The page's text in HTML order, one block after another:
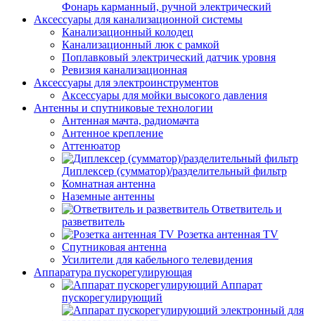
Фонарь карманный, ручной электрический
Аксессуары для канализационной системы
Канализационный колодец
Канализационный люк с рамкой
Поплавковый электрический датчик уровня
Ревизия канализационная
Аксессуары для электроинструментов
Аксессуары для мойки высокого давления
Антенны и спутниковые технологии
Антенная мачта, радиомачта
Антенное крепление
Аттенюатор
Диплексер (сумматор)/разделительный фильтр
Комнатная антенна
Наземные антенны
Ответвитель и
разветвитель
Розетка антенная TV
Спутниковая антенна
Усилители для кабельного телевидения
Аппаратура пускорегулирующая
Аппарат
пускорегулирующий